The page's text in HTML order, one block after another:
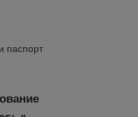
паспорт